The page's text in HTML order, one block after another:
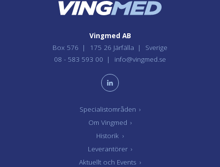
Specialistområden ›
Om Vingmed ›
Historik ›
Leverantörer ›
Aktuellt och Events ›
Vingmed AB
Box 576
175 26 Järfälla
Sverige
08 - 583 593 00
info@vingmed.se